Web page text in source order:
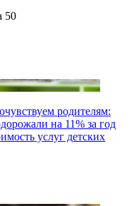
50
родителям:
на 11% за год
услуг детских